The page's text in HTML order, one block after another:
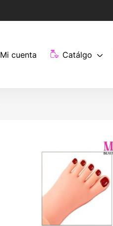
Mi cuenta Catálgo